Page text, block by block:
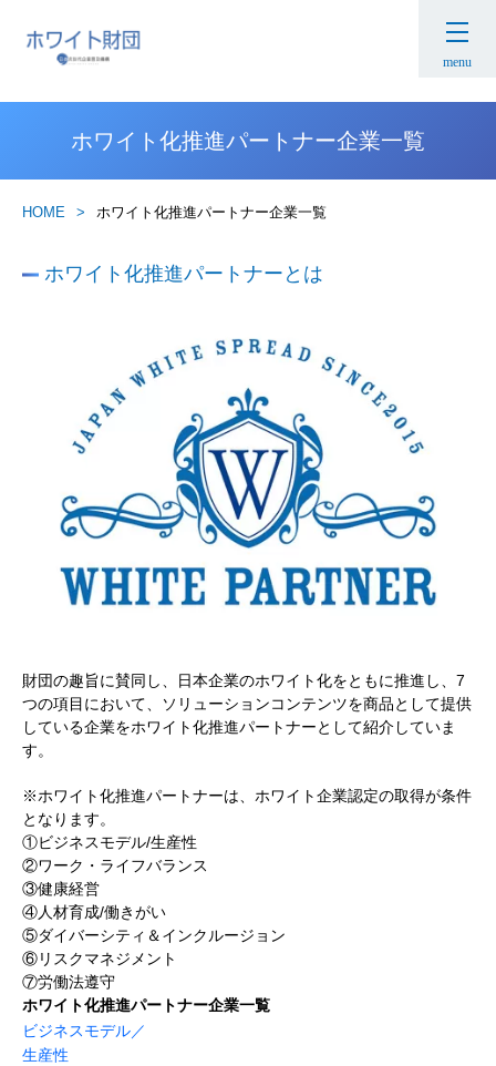
menu
ホワイト化推進パートナー企業一覧
HOME ホワイト化推進パートナー企業一覧
ホワイト化推進パートナーとは
財団の趣旨に賛同し、日本企業のホワイト化をともに推進し、7
つの項目において、ソリューションコンテンツを商品として提供
している企業をホワイト化推進パートナーとして紹介していま
す。
※ホワイト化推進パートナーは、ホワイト企業認定の取得が条件
となります。
①ビジネスモデル/生産性
②ワーク・ライフバランス
③健康経営
④人材育成/働きがい
⑤ダイバーシティ＆インクルージョン
⑥リスクマネジメント
⑦労働法遵守
ホワイト化推進パートナー企業一覧
ビジネスモデル／
生産性